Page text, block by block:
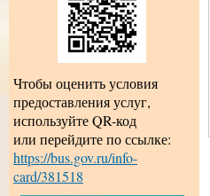
Чтобы оценить условия
предоставления услуг,
используйте QR-код
или перейдите по ссылке:
https://bus.gov.ru/info-
card/381518